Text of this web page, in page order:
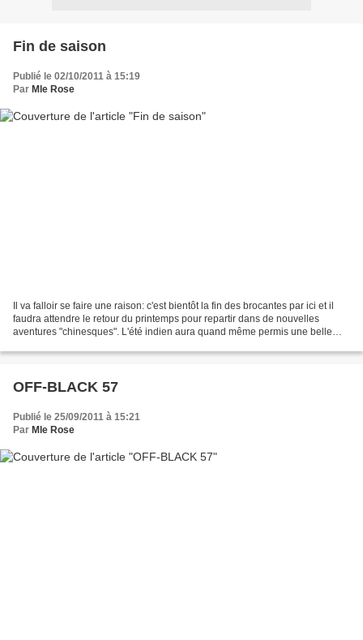
Fin de saison
Publié le 02/10/2011 à 15:19
Par Mle Rose
Il va falloir se faire une raison: c'est bientôt la fin des brocantes par ici et il
faudra attendre le retour du printemps pour repartir dans de nouvelles
aventures "chinesques". L'été indien aura quand même permis une belle
OFF-BLACK 57
Publié le 25/09/2011 à 15:21
Par Mle Rose